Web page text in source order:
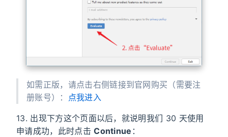
如需正版，请点击右侧链接到官网购买（需要注
册账号）：
点我进入
13. 出现下方这个页面以后，就说明我们 30 天使用
申请成功，此时点击Continue ：